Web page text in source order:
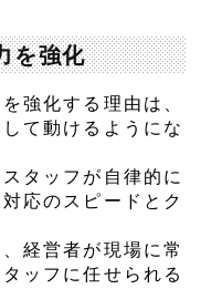
を強化
強化する理由は、
て動けるようにな
タッフが自律的に
応のスピードとク
経営者が現場に常
ッフに任せられる